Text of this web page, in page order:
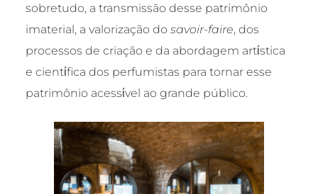
sobretudo, a transmissão desse patrimônio
imaterial, a valorização do savoir-faire, dos
processos de criação e da abordagem artίstica
e cientίfica dos perfumistas para tornar esse
patrimônio acessίvel ao grande público.